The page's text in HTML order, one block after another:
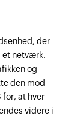
der
et netværk.
og
den mod
for, at hver
videre i